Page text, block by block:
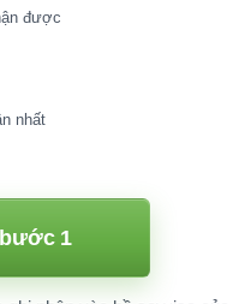
được
nhất
1